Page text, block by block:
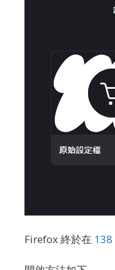
Firefox 終於在 138